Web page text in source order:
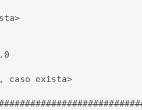
caso exista>